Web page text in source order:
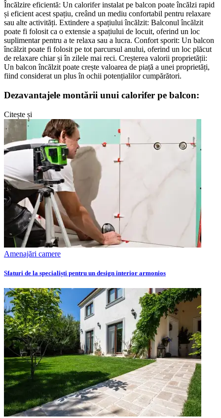
Încălzire eficientă: Un calorifer instalat pe balcon poate încălzi rapid
și eficient acest spațiu, creând un mediu confortabil pentru relaxare
sau alte activități. Extindere a spațiului încălzit: Balconul încălzit
poate fi folosit ca o extensie a spațiului de locuit, oferind un loc
suplimentar pentru a te relaxa sau a lucra. Confort sporit: Un balcon
încălzit poate fi folosit pe tot parcursul anului, oferind un loc plăcut
de relaxare chiar și în zilele mai reci. Creșterea valorii proprietății:
Un balcon încălzit poate crește valoarea de piață a unei proprietăți,
fiind considerat un plus în ochii potențialilor cumpărători.
Dezavantajele montării unui calorifer pe balcon:
Citește și
Amenajări camere
Sfaturi de la specialiști pentru un design interior armonios